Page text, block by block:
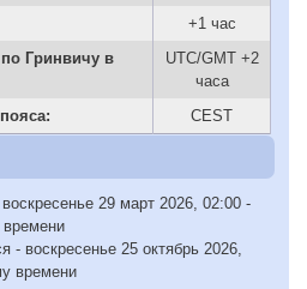
+1 час
Гринвичу в
UTC/GMT +2
часа
CEST
29 март 2026, 02:00 -
времени
- воскресенье 25 октябрь 2026,
времени